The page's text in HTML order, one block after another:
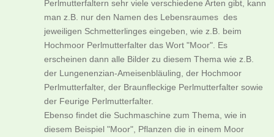
Perlmutterfaltern sehr viele verschiedene Arten gibt, kann
man z.B. nur den Namen des Lebensraumes des
jeweiligen Schmetterlinges eingeben, wie z.B. beim
Hochmoor Perlmutterfalter das Wort "Moor". Es
erscheinen dann alle Bilder zu diesem Thema wie z.B.
der Lungenenzian-Ameisenbläuling, der Hochmoor
Perlmutterfalter, der Braunfleckige Perlmutterfalter sowie
der Feurige Perlmutterfalter.
Ebenso findet die Suchmaschine zum Thema, wie in
diesem Beispiel "Moor", Pflanzen die in einem Moor